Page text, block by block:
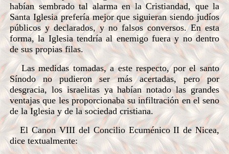
habían sembrado tal alarma en la Cristiandad, que la
Santa Iglesia prefería mejor que siguieran siendo judíos
públicos y declarados, y no falsos conversos. En esta
forma, la Iglesia tendría al enemigo fuera y no dentro
de sus propias filas.
Las medidas tomadas, a este respecto, por el santo
Sínodo no pudieron ser más acertadas, pero por
desgracia, los israelitas ya habían notado las grandes
ventajas que les proporcionaba su infiltración en el seno
de la Iglesia y de la sociedad cristiana.
El Canon VIII del Concilio Ecuménico II de Nicea,
dice textualmente: